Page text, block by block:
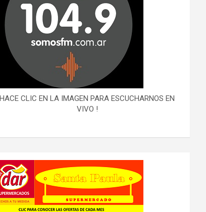
HACE CLIC EN LA IMAGEN PARA ESCUCHARNOS EN
VIVO !